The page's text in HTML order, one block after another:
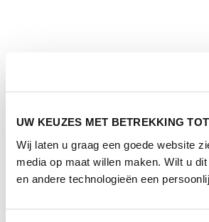
UW KEUZES MET BETREKKING
Wij laten u graag een goede website
media op maat willen maken. Wilt u
en andere technologieën een